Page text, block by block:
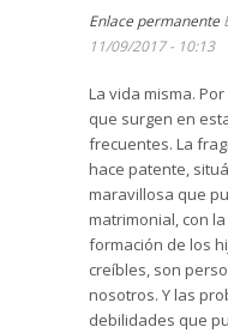
Miguel. De esta
el pasado y el
Hoy, para Guilia,
desaparecido, y
la soledad de
enfado por las
su esposo.
Miguel, por su
casa, después de
y encontrar a una
en cara su escasa
Enlace permanente
11/09/2017 - 10:13
La vida misma.
que surgen en
frecuentes. La
hace patente,
maravillosa que
matrimonial, con
formación de los
creíbles, son
nosotros. Y las
debilidades que